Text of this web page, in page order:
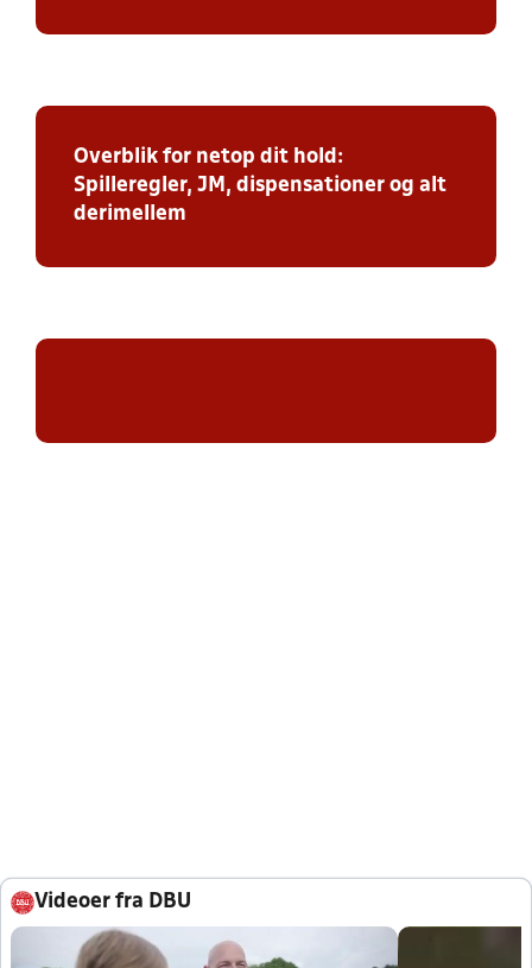
Overblik for netop dit hold:
Spilleregler, JM, dispensationer og alt
derimellem
Videoer fra DBU